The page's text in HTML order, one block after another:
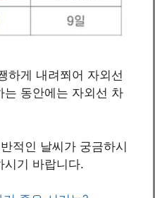
하게 내려쬐어 자외선
는 동안에는 자외선 차
적인 날씨가 궁금하시
시기 바랍니다.